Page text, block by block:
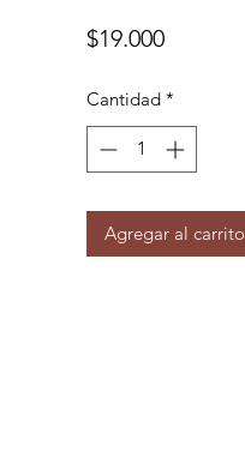
$19.000Precio
Cantidad *
Agregar al carrito